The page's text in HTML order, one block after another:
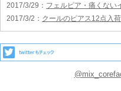
2017/3/29 ： フェルピア・痛くない
2017/3/2 ： クールのピアス12点入荷